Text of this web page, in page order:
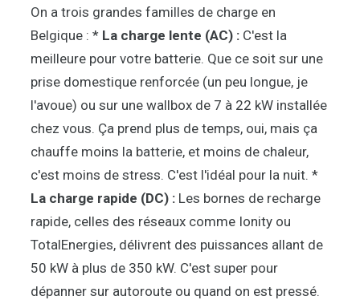
On a trois grandes familles de charge en
Belgique : * La charge lente (AC) : C'est la
meilleure pour votre batterie. Que ce soit sur une
prise domestique renforcée (un peu longue, je
l'avoue) ou sur une wallbox de 7 à 22 kW installée
chez vous. Ça prend plus de temps, oui, mais ça
chauffe moins la batterie, et moins de chaleur,
c'est moins de stress. C'est l'idéal pour la nuit. *
La charge rapide (DC) : Les bornes de recharge
rapide, celles des réseaux comme Ionity ou
TotalEnergies, délivrent des puissances allant de
50 kW à plus de 350 kW. C'est super pour
dépanner sur autoroute ou quand on est pressé.